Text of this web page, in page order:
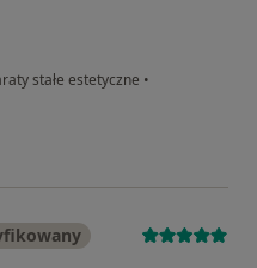
stałe estetyczne •